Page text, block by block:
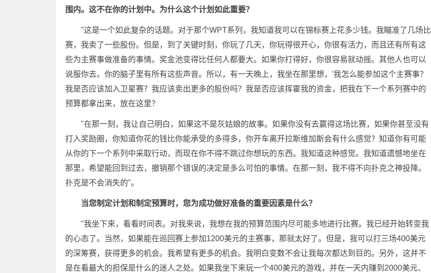
围内。这不在你的计划中。为什么这个计划如此重要？
"这是一个如此复杂的话题。对于那个WPT系列，我知道我可以在锦标赛上花多少钱。我瞄准了几场比
赛，我卖了一些股份。但是，到了关键时刻，你玩了几天，你玩得很开心，你很有活力，而且还有所有这
些为主赛事做准备的事情。奖金池变得比任何人都要大。如果你打得好，你很容易就动摇。其他人也可以
说服你去。你的脑子里有所有这些声音。所以，有一天晚上，我坐在那里想，'我怎么能参加这个主赛事？
我是否应该加入卫星赛？我应该卖出更多的股份吗？我是否应该挥霍我的资金，把我在下一个系列赛中的
预算都拿出来，放在这里？
"在那一刻，我让自己明白，如果这不是灰姑娘的故事。如果你没有去赢得这场比赛，如果你甚至没有
打入奖励圈，你知道你花的钱比你能承受的多得多，你开车离开拉斯维加斯会有什么感觉？知道你有可能
从你的下一个系列中采取行动，而现在你不得不跳过你想玩的东西。我知道这种感觉。我知道遗憾地坐在
那里，希望能回到过去，撤销那个错误的决定是多么可怕的事情。在那一刻，我不得不向扑克之神投降。
扑克是不会消失的"。
当您制定计划和制定预算时，您为成功做好准备的重要因素是什么？
"我坐下来，看看时间表。对我来说，我想在我的预算范围内尽可能多地进行比赛。我已经开始转变我
的心态了。当然，如果能在巡回赛上参加1200美元的主赛事，那就太好了。但是，我可以打三场400美元
的深筹赛，获得更多的机会。我希望有更多的机会。我明白变数不会让我每次都达到目的。另外，这并不
是在看最大的担保是什么的迷人之处。如果我坐下来玩一个400美元的游戏，并在一天内赚到2000美元、